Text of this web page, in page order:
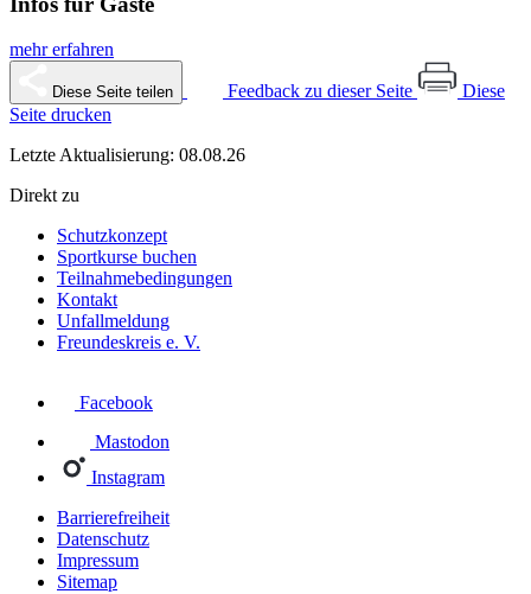
mehr erfahren
Diese Seite teilen Feedback zu dieser Seite
Diese
Seite drucken
Letzte Aktualisierung: 08.08.26
Direkt zu
Schutzkonzept
Sportkurse buchen
Teilnahmebedingungen
Kontakt
Unfallmeldung
Freundeskreis e. V.
Facebook
Mastodon
Instagram
Barrierefreiheit
Datenschutz
Impressum
Sitemap